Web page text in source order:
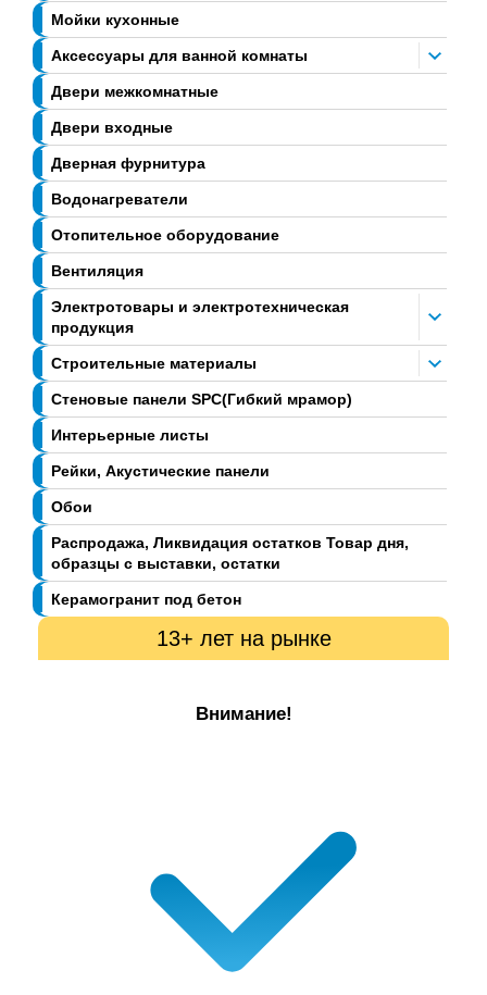
Мойки кухонные
Аксессуары для ванной комнаты
Двери межкомнатные
Двери входные
Дверная фурнитура
Водонагреватели
Отопительное оборудование
Вентиляция
Электротовары и электротехническая
продукция
Строительные материалы
Стеновые панели SPC(Гибкий мрамор)
Интерьерные листы
Рейки, Акустические панели
Обои
Распродажа, Ликвидация остатков Товар дня,
образцы с выставки, остатки
Керамогранит под бетон
13+ лет на рынке
Внимание!